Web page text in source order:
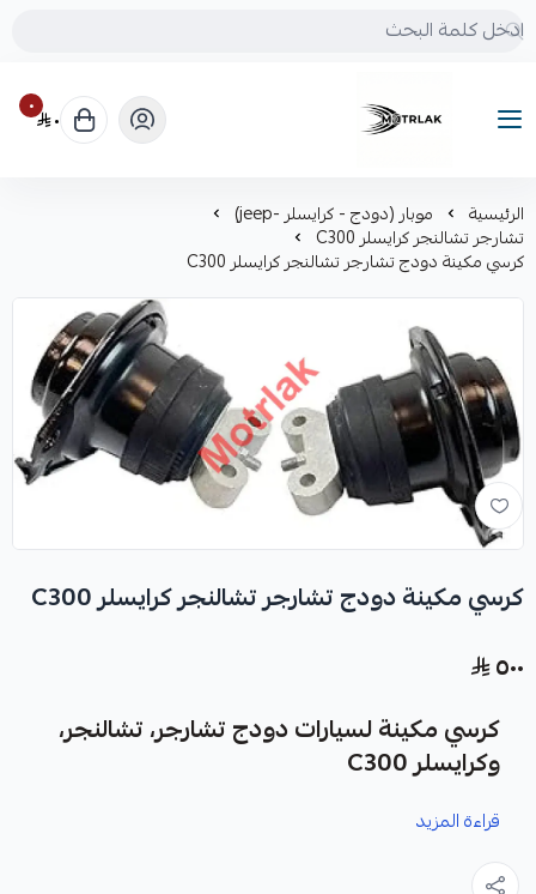
Motrlak
٠ ٠
الرئيسية موبار (دودج - كرايسلر -jeep)
تشارجر تشالنجر كرايسلر C300
كرسي مكينة دودج تشارجر تشالنجر كرايسلر C300
كرسي مكينة دودج تشارجر تشالنجر كرايسلر C300
٥٠٠
كرسي مكينة لسيارات دودج تشارجر، تشالنجر،
وكرايسلر C300
نوفر لك كرسي المكينة كقطعة غيار متينة وعالية الجودة مصممة
خصيصاً لسيارات دودج تشارجر، تشالنجر، وكرايسلر C300.
قراءة المزيد